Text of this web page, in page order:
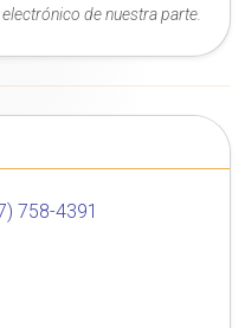
de nuestra parte.
758-4391